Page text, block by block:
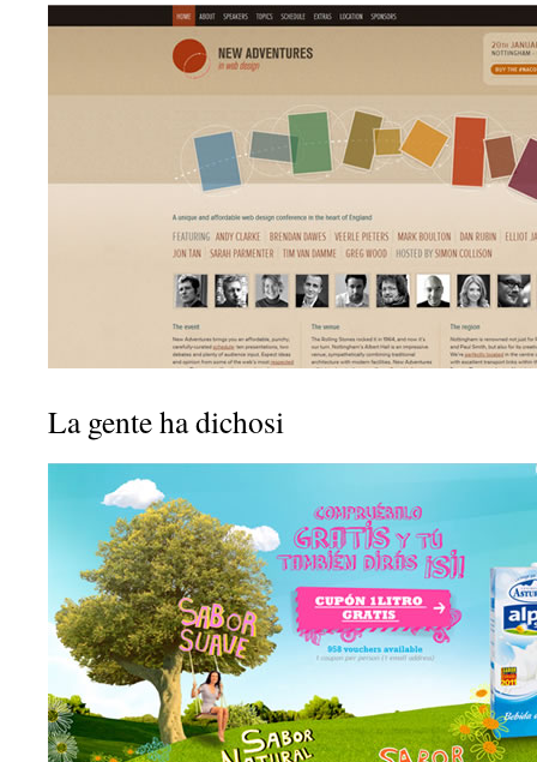
La gente ha dichosi